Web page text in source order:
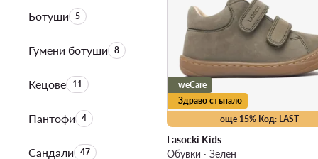
БотушиБрой на продуктите:
5
Гумени ботушиБрой на продуктите:
8
КецовеБрой на продуктите:
11
ПантофиБрой на продуктите:
4
СандалиБрой на продуктите:
47
още 15% Код: LAST
weCare
Здраво стъпало
Lasocki Kids
Обувки · Зелен